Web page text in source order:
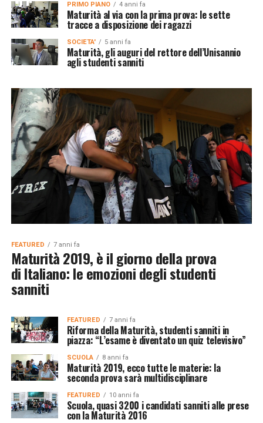
PRIMO PIANO 4 anni fa
Maturità al via con la prima prova: le sette
tracce a disposizione dei ragazzi
SOCIETA' 5 anni fa
Maturità, gli auguri del rettore dell’Unisannio
agli studenti sanniti
FEATURED 7 anni fa
Maturità 2019, è il giorno della prova
di Italiano: le emozioni degli studenti
sanniti
FEATURED 7 anni fa
Riforma della Maturità, studenti sanniti in
piazza: “L’esame è diventato un quiz televisivo”
SCUOLA 8 anni fa
Maturità 2019, ecco tutte le materie: la
seconda prova sarà multidisciplinare
FEATURED 10 anni fa
Scuola, quasi 3200 i candidati sanniti alle prese
con la Maturità 2016